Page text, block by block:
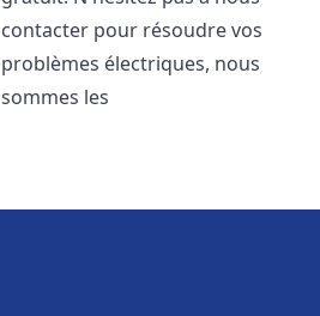
contacter pour résoudre vos
problèmes électriques, nous
sommes les